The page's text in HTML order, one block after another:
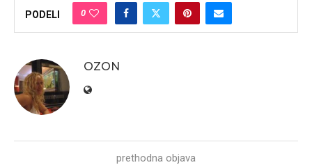
PODELI 0
OZON
prethodna objava